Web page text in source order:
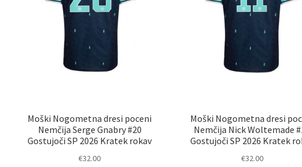
Moški Nogometna dresi poceni
Nemčija Serge Gnabry #20
Gostujoči SP 2026 Kratek rokav
€32.00
Moški Nogometna dresi
Nemčija Nick Woltemade
Gostujoči SP 2026 Kratek
€32.00